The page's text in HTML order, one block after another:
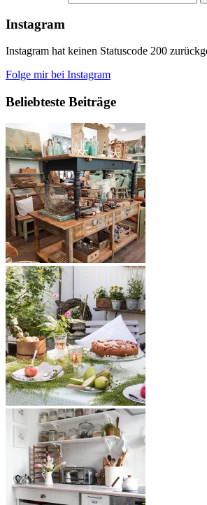
Instagram
Instagram hat keinen Statuscode 200
Folge mir bei Instagram
Beliebteste Beiträge